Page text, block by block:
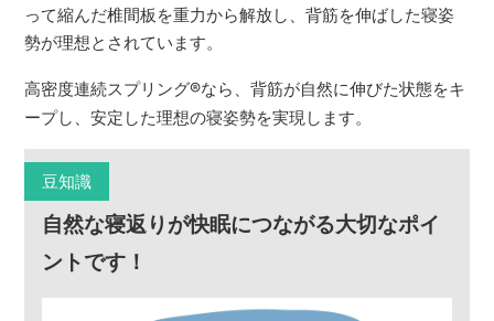
って縮んだ椎間板を重力から解放し、背筋を伸ばした寝姿
勢が理想とされています。
高密度連続スプリング®なら、背筋が自然に伸びた状態をキ
ープし、安定した理想の寝姿勢を実現します。
豆知識
自然な寝返りが快眠につながる大切なポイ
ントです！